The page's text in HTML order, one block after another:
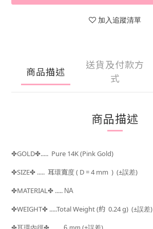
加入追蹤清單
商品描述
送貨及付款方
式
商品描述
✤GOLD✤..... Pure 14K (Pink Gold)
✤SIZE✤ ..... 耳環寬度 ( D = 4mm ) (±誤差)
✤MATERIAL✤ ..... NA
✤WEIGHT✤ .....Total Weight (約 0.24g) (±誤差)